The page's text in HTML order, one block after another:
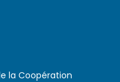
la Coopération